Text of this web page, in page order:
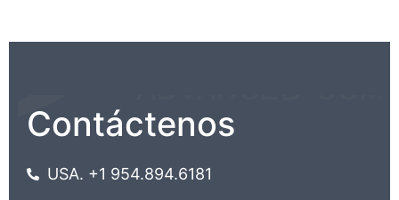
Contáctenos
USA. +1 954.894.6181